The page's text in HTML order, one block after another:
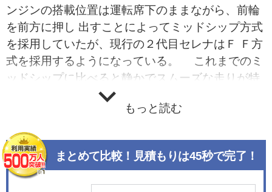
ンジンの搭載位置は運転席下のままながら、前輪
を前方に押し 出すことによってミッドシップ方式
を採用していたが、現行の２代目セレナはＦ Ｆ方
式を採用するようになっている。 これまでのミ
ッドシップに比べると静かでスムーズな走りが特
徴で、操縦安定 性や取り回し性の面でも不満のな
いモデルに仕上げられている。
もっと読む
まとめて比較！見積もりは45秒で完了！